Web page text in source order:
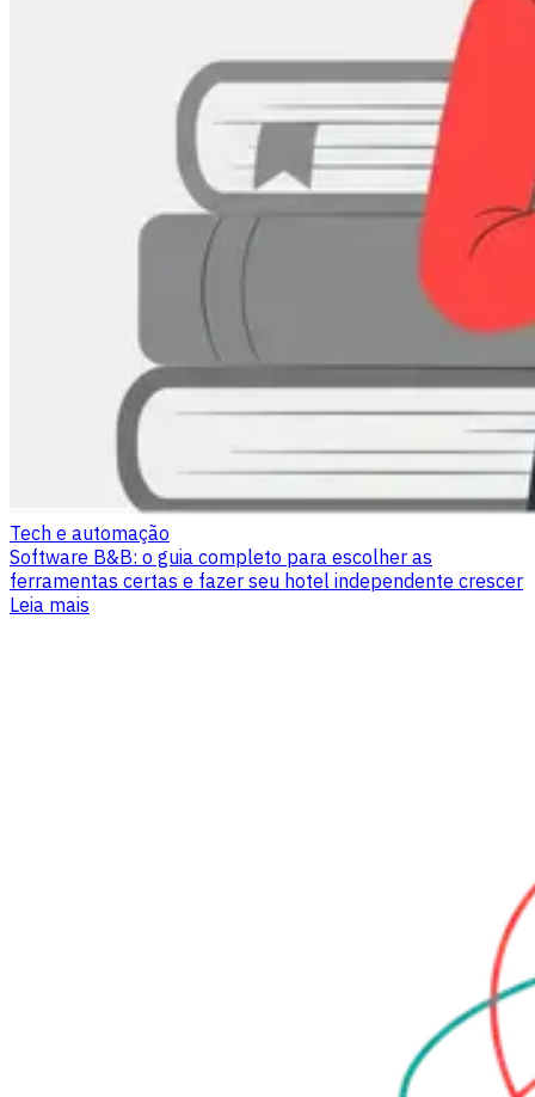
Tech e automação
Software B&B: o guia completo para escolher as
ferramentas certas e fazer seu hotel independente crescer
Leia mais